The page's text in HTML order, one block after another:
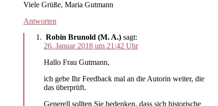
Viele Grüße, Maria Gutmann
Antworten
Robin Brunold (M. A.) sagt:
26. Januar 2018 um 21:42 Uhr
Hallo Frau Gutmann,
ich gebe Ihr Feedback mal an die Autorin weiter, die
das überprüft.
Generell sollten Sie bedenken, dass sich historische